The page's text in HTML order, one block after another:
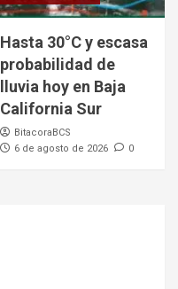
Hasta 30°C y escasa
probabilidad de
lluvia hoy en Baja
California Sur
BitacoraBCS
6 de agosto de 2026
0